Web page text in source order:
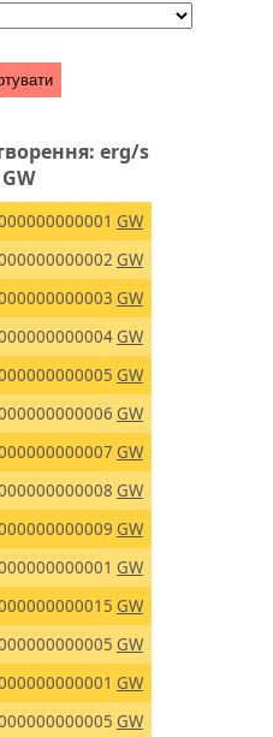
erg/s
GW
GW
GW
GW
GW
GW
GW
GW
GW
GW
GW
GW
GW
GW